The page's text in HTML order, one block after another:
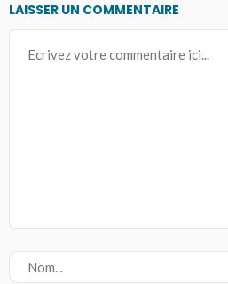
LAISSER UN COMMENTAIRE